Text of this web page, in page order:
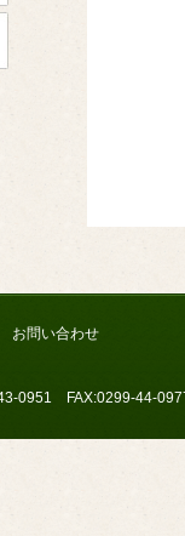
お問い合わせ
0951 FAX:0299-44-